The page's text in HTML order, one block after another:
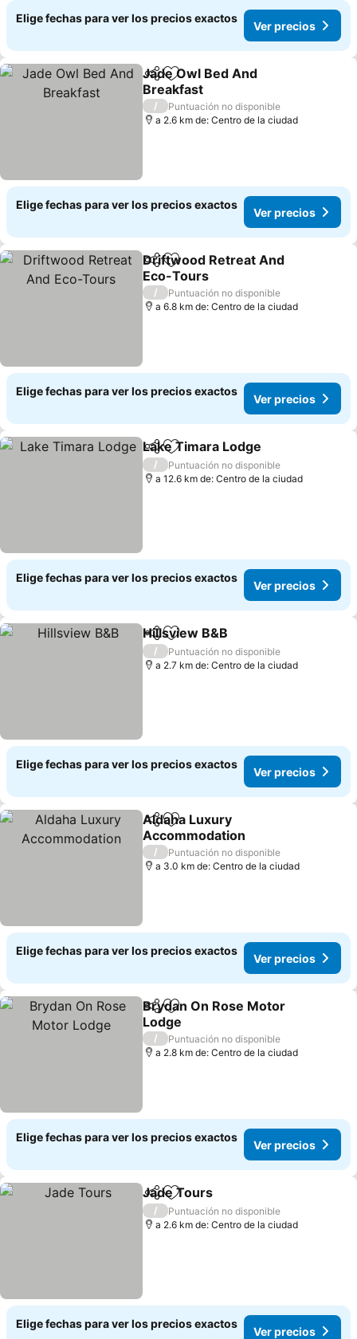
Elige fechas para ver los precios exactos
Ver precios
CompartirAgregar a favoritos
Jade Owl Bed And
Breakfast
Ver precios
/
Puntuación no disponible
a 2.6 km de: Centro de la ciudad
Elige fechas para ver los precios exactos
Ver precios
CompartirAgregar a favoritos
Driftwood Retreat And
Eco-Tours
Ver precios
/
Puntuación no disponible
a 6.8 km de: Centro de la ciudad
Elige fechas para ver los precios exactos
Ver precios
CompartirAgregar a favoritos
Lake Timara Lodge
/
Puntuación no disponible
a 12.6 km de: Centro de la ciudad
Elige fechas para ver los precios exactos
Ver precios
CompartirAgregar a favoritos
Hillsview B&B
/
Puntuación no disponible
a 2.7 km de: Centro de la ciudad
Elige fechas para ver los precios exactos
Ver precios
CompartirAgregar a favoritos
Aldaha Luxury
Accommodation
Ver precios
/
Puntuación no disponible
a 3.0 km de: Centro de la ciudad
Elige fechas para ver los precios exactos
Ver precios
CompartirAgregar a favoritos
Brydan On Rose Motor
Lodge
Ver precios
/
Puntuación no disponible
a 2.8 km de: Centro de la ciudad
Elige fechas para ver los precios exactos
Ver precios
CompartirAgregar a favoritos
Jade Tours
/
Puntuación no disponible
a 2.6 km de: Centro de la ciudad
Elige fechas para ver los precios exactos
Ver precios